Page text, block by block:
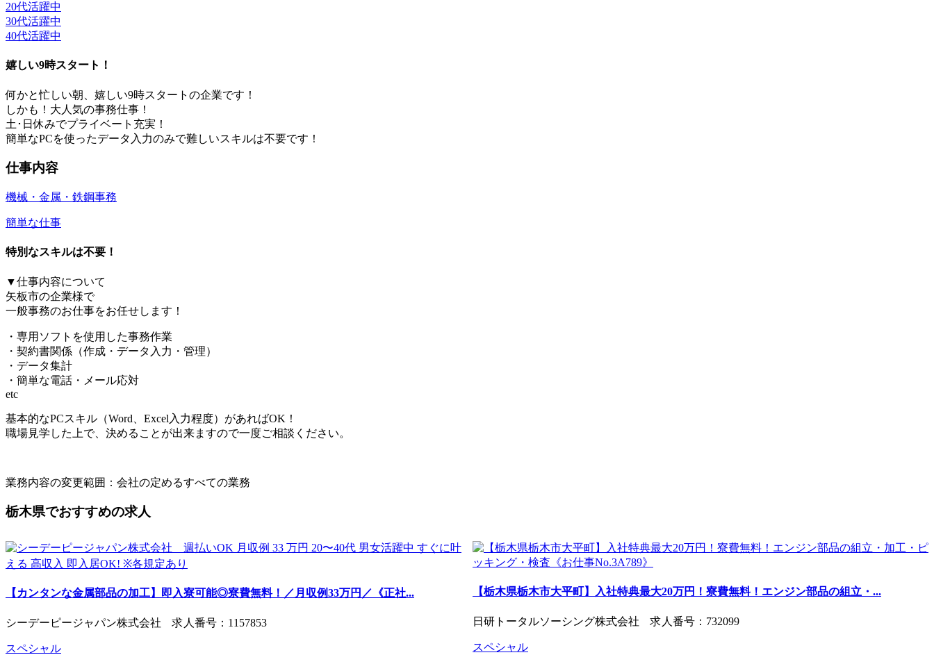
20代活躍中
30代活躍中
40代活躍中
嬉しい9時スタート！
何かと忙しい朝、嬉しい9時スタートの企業です！
しかも！大人気の事務仕事！
土･日休みでプライベート充実！
簡単なPCを使ったデータ入力のみで難しいスキルは不要です！
仕事内容
機械・金属・鉄鋼事務
簡単な仕事
特別なスキルは不要！
▼仕事内容について
矢板市の企業様で
一般事務のお仕事をお任せします！
・専⽤ソフトを使⽤した事務作業
・契約書関係（作成・データ⼊⼒・管理）
・データ集計
・簡単な電話・メール応対
etc
基本的なPCスキル（Word、Excel入力程度）があればOK！
職場見学した上で、決めることが出来ますので一度ご相談ください。
業務内容の変更範囲：会社の定めるすべての業務
栃木県でおすすめの求人
【カンタンな金属部品の加工】即入寮可能◎寮費無料！／月収例33万円／《正社...
シーデーピージャパン株式会社 求人番号：1157853
スペシャル
【栃木県栃木市大平町】入社特典最大20万円！寮費無料！エンジン部品の組立・...
日研トータルソーシング株式会社 求人番号：732099
スペシャル